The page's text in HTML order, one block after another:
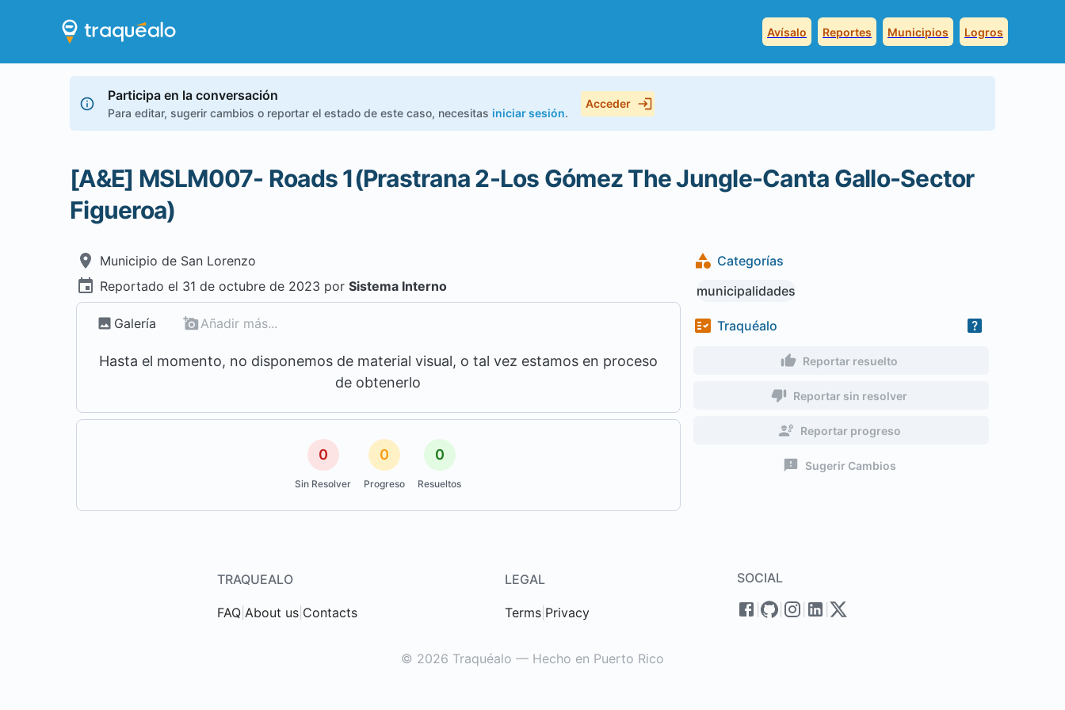
Avísalo Reportes Municipios Logros
Participa en la conversación
Para editar, sugerir cambios o reportar el estado de este caso, necesitas iniciar sesión.
Acceder
[A&E] MSLM007- Roads 1(Prastrana 2-Los Gómez The Jungle-Canta Gallo-Sector
Figueroa)
Municipio de San Lorenzo
Reportado el 31 de octubre de 2023 por Sistema Interno
Galería Añadir más...
Hasta el momento, no disponemos de material visual, o tal vez estamos en proceso
de obtenerlo
0
Sin Resolver
0
Progreso
0
Resueltos
Categorías
municipalidades
Traquéalo
Reportar resuelto
Reportar sin resolver
Reportar progreso
Sugerir Cambios
TRAQUEALO
FAQ About us Contacts
LEGAL
Terms Privacy
SOCIAL
© 2026 Traquéalo — Hecho en Puerto Rico